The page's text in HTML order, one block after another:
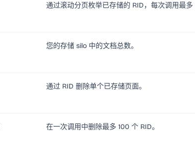
通过滚动分页枚举已存储的 RID，每次调用最多
您的存储 silo 中的文档总数。
通过 RID 删除单个已存储页面。
在一次调用中删除最多 100 个 RID。